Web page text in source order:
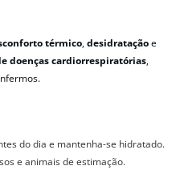
térmico,desidrataçãoe
doenças cardiorrespiratórias,
do dia e mantenha-se hidratado.
e animais de estimação.